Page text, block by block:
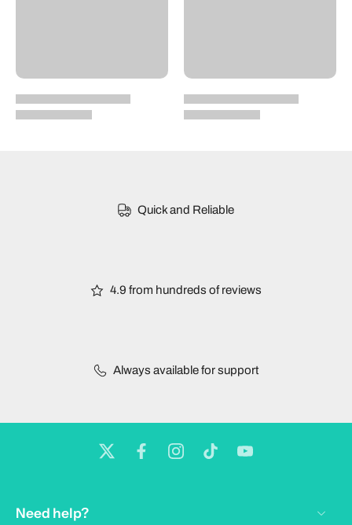
Quick and Reliable
4.9 from hundreds of reviews
Always available for support
Need help?